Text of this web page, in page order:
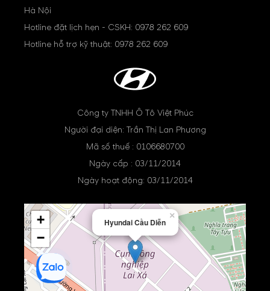
Hà Nội
Hotline đặt lịch hẹn - CSKH: 0978 262 609
Hotline hỗ trợ kỹ thuật: 0978 262 609
Công ty TNHH Ô Tô Việt Phúc
Người đại diện: Trần Thị Lan Phương
Mã số thuế : 0106680700
Ngày cấp : 03/11/2014
Ngày hoạt động: 03/11/2014
Hyundai Cầu Diễn
×
+
−